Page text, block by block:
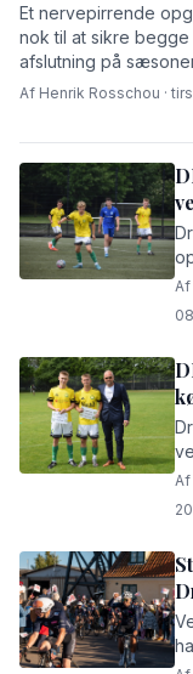
Et nervepirrende
nok til at sikre
afslutning på
Af Henrik Rosschou ·